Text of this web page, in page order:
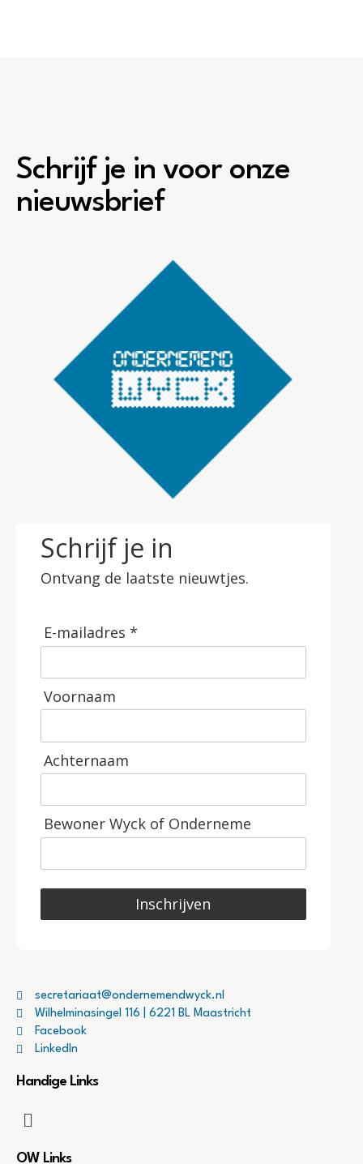
Schrijf je in voor onze
nieuwsbrief
Schrijf je in
Ontvang de laatste nieuwtjes.
E-mailadres *
Voornaam
Achternaam
Bewoner Wyck of Onderneme
Inschrijven
secretariaat@ondernemendwyck.nl
Wilhelminasingel 116 | 6221 BL Maastricht
Facebook
LinkedIn
Handige Links
OW Links